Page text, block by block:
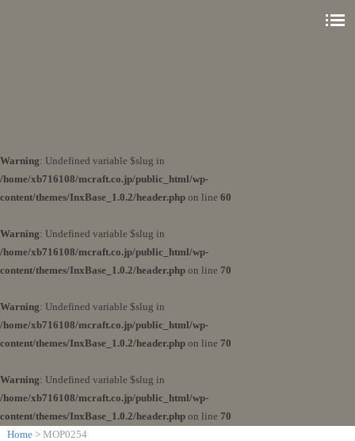
Warning: Undefined variable $slug in
/home/xb716108/mcraft.co.jp/public_html/wp-
content/themes/InxBase_1.0.2/header.php on line 60
Warning: Undefined variable $slug in
/home/xb716108/mcraft.co.jp/public_html/wp-
content/themes/InxBase_1.0.2/header.php on line 70
Warning: Undefined variable $slug in
/home/xb716108/mcraft.co.jp/public_html/wp-
content/themes/InxBase_1.0.2/header.php on line 70
Warning: Undefined variable $slug in
/home/xb716108/mcraft.co.jp/public_html/wp-
content/themes/InxBase_1.0.2/header.php on line 70
Home> MOP0254